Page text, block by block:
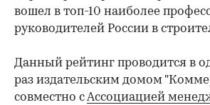
вошел в топ-10 наиболее
руководителей России в
Данный рейтинг проводится в
раз издательским домом
совместно сАссоциацией